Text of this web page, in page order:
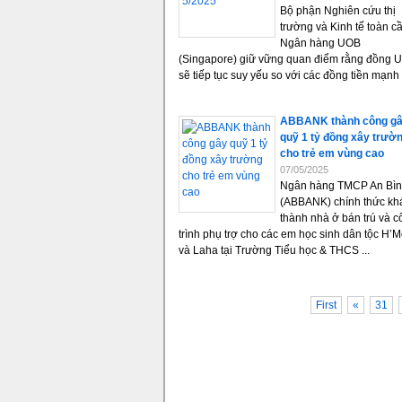
Bộ phận Nghiên cứu thị
trường và Kinh tế toàn
Ngân hàng UOB
(Singapore) giữ vững quan điểm rằng đồng
sẽ tiếp tục suy yếu so với các đồng tiền mạnh
ABBANK thành công
quỹ 1 tỷ đồng xây
cho trẻ em vùng cao
07/05/2025
Ngân hàng TMCP An
(ABBANK) chính thức
thành nhà ở bán trú và
trình phụ trợ cho các em học sinh dân tộc
và Laha tại Trường Tiểu học & THCS ...
First « 31